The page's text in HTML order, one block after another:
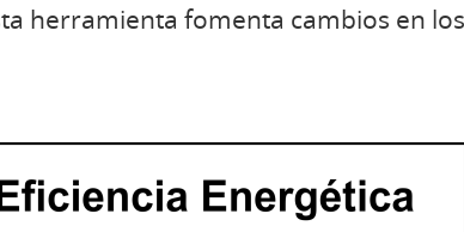
herramienta fomenta cambios en